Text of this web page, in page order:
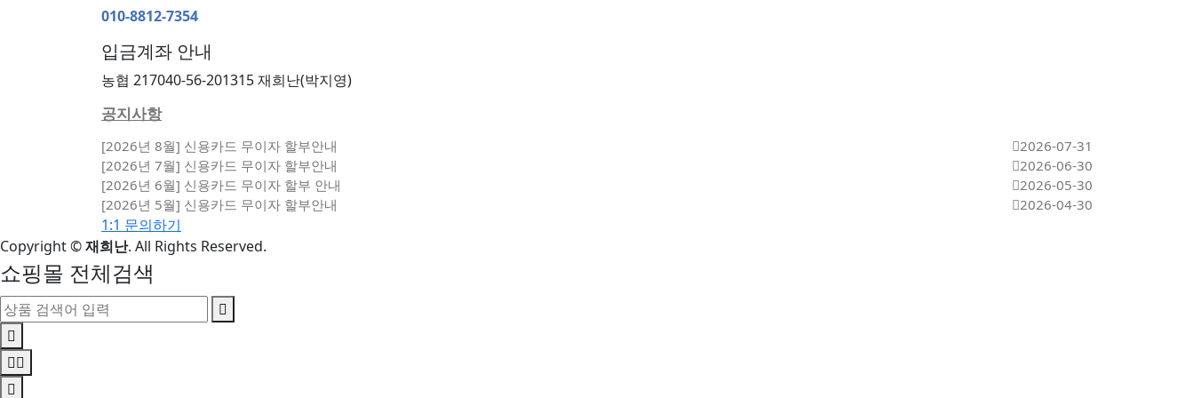
010-8812-7354
입금계좌 안내
농협 217040-56-201315 재희난(박지영)
공지사항
[2026년 8월] 신용카드 무이자 할부안내
2026-07-31
[2026년 7월] 신용카드 무이자 할부안내
2026-06-30
[2026년 6월] 신용카드 무이자 할부 안내
2026-05-30
[2026년 5월] 신용카드 무이자 할부안내
2026-04-30
1:1 문의하기
Copyright©재희난. All Rights Reserved.
쇼핑몰 전체검색